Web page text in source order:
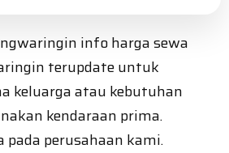
info harga sewa
terupdate untuk
keluarga atau kebutuhan
kendaraan prima.
pada perusahaan kami.